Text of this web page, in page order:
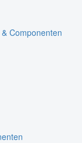
Componenten